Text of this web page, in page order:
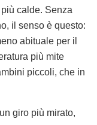
calde. Senza
il senso è questo:
abituale per il
più mite
piccoli, che in
giro più mirato,